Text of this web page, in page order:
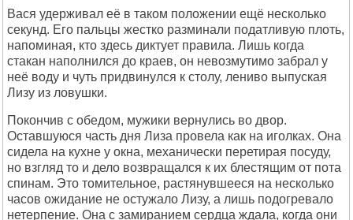
Вася удерживал её в таком положении ещё несколько
секунд. Его пальцы жестко разминали податливую плоть,
напоминая, кто здесь диктует правила. Лишь когда
стакан наполнился до краев, он невозмутимо забрал у
неё воду и чуть придвинулся к столу, лениво выпуская
Лизу из ловушки.
Покончив с обедом, мужики вернулись во двор.
Оставшуюся часть дня Лиза провела как на иголках. Она
сидела на кухне у окна, механически перетирая посуду,
но взгляд то и дело возвращался к их блестящим от пота
спинам. Это томительное, растянувшееся на несколько
часов ожидание не остужало Лизу, а лишь подогревало
нетерпение. Она с замиранием сердца ждала, когда они